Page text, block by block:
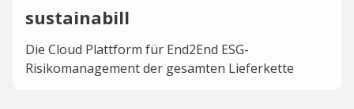
sustainabill
Die Cloud Plattform für End2End ESG-
Risikomanagement der gesamten Lieferkette